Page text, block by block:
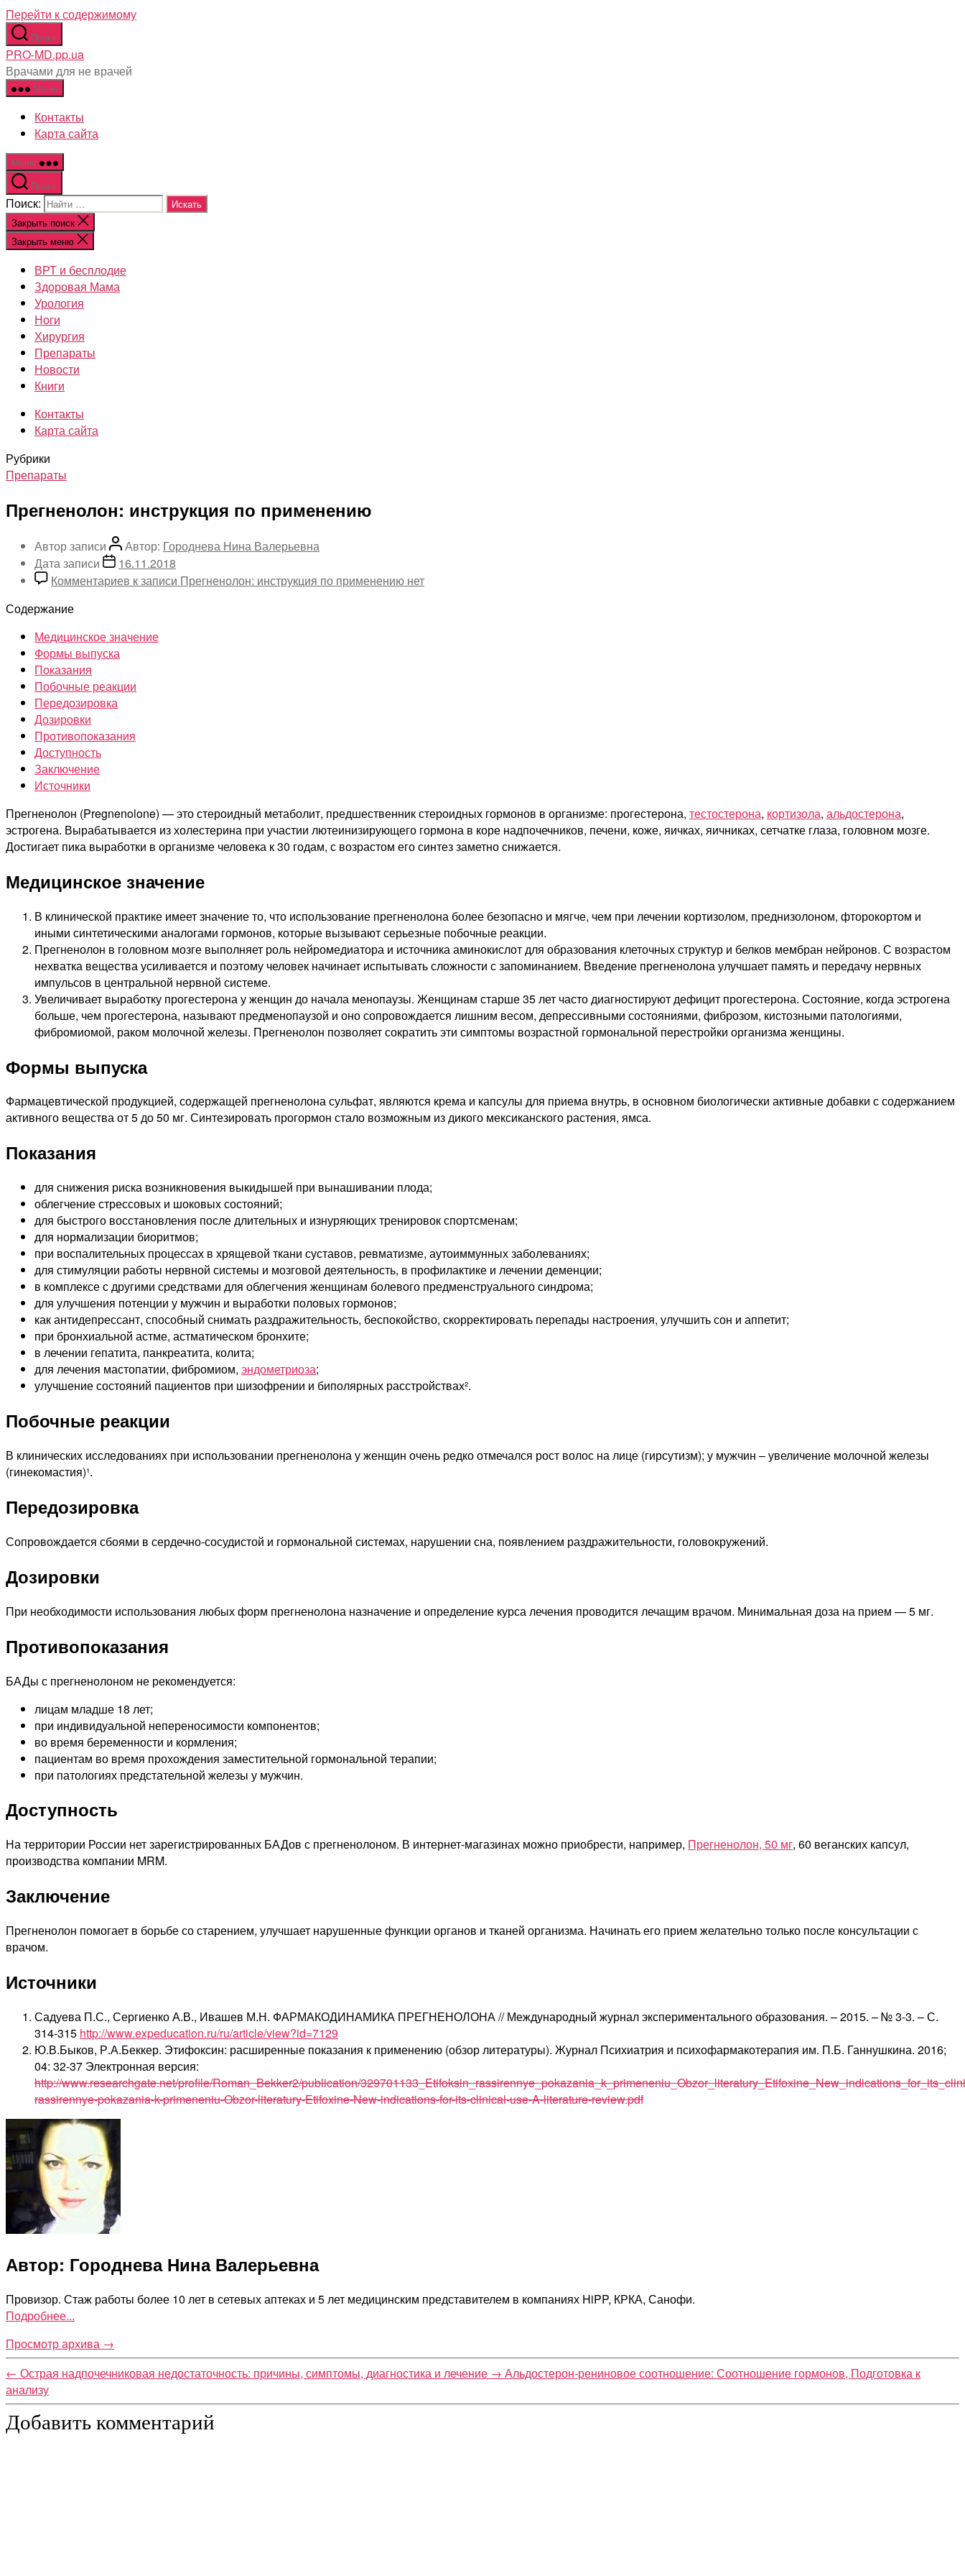
Перейти к содержимому
Поиск
PRO-MD.pp.ua
Врачами для не врачей
Меню
Контакты
Карта сайта
Меню
Поиск
Поиск:
Закрыть поиск
Закрыть меню
ВРТ и бесплодие
Здоровая Мама
Урология
Ноги
Хирургия
Препараты
Новости
Книги
Контакты
Карта сайта
Рубрики
Препараты
Прегненолон: инструкция по применению
Автор записи Автор: Городнева Нина Валерьевна
Дата записи
16.11.2018
Комментариев к записи Прегненолон: инструкция по применению нет
Содержание
Медицинское значение
Формы выпуска
Показания
Побочные реакции
Передозировка
Дозировки
Противопоказания
Доступность
Заключение
Источники
Прегненолон (Pregnenolone) — это стероидный метаболит, предшественник стероидных гормонов в организме: прогестерона, тестостерона, кортизола, альдостерона,
эстрогена. Вырабатывается из холестерина при участии лютеинизирующего гормона в коре надпочечников, печени, коже, яичках, яичниках, сетчатке глаза, головном мозге.
Достигает пика выработки в организме человека к 30 годам, с возрастом его синтез заметно снижается.
Медицинское значение
В клинической практике имеет значение то, что использование прегненолона более безопасно и мягче, чем при лечении кортизолом, преднизолоном, фторокортом и
иными синтетическими аналогами гормонов, которые вызывают серьезные побочные реакции.
Прегненолон в головном мозге выполняет роль нейромедиатора и источника аминокислот для образования клеточных структур и белков мембран нейронов. С возрастом
нехватка вещества усиливается и поэтому человек начинает испытывать сложности с запоминанием. Введение прегненолона улучшает память и передачу нервных
импульсов в центральной нервной системе.
Увеличивает выработку прогестерона у женщин до начала менопаузы. Женщинам старше 35 лет часто диагностируют дефицит прогестерона. Состояние, когда эстрогена
больше, чем прогестерона, называют предменопаузой и оно сопровождается лишним весом, депрессивными состояниями, фиброзом, кистозными патологиями,
фибромиомой, раком молочной железы. Прегненолон позволяет сократить эти симптомы возрастной гормональной перестройки организма женщины.
Формы выпуска
Фармацевтической продукцией, содержащей прегненолона сульфат, являются крема и капсулы для приема внутрь, в основном биологически активные добавки с содержанием
активного вещества от 5 до 50 мг. Синтезировать прогормон стало возможным из дикого мексиканского растения, ямса.
Показания
для снижения риска возникновения выкидышей при вынашивании плода;
облегчение стрессовых и шоковых состояний;
для быстрого восстановления после длительных и изнуряющих тренировок спортсменам;
для нормализации биоритмов;
при воспалительных процессах в хрящевой ткани суставов, ревматизме, аутоиммунных заболеваниях;
для стимуляции работы нервной системы и мозговой деятельность, в профилактике и лечении деменции;
в комплексе с другими средствами для облегчения женщинам болевого предменструального синдрома;
для улучшения потенции у мужчин и выработки половых гормонов;
как антидепрессант, способный снимать раздражительность, беспокойство, скорректировать перепады настроения, улучшить сон и аппетит;
при бронхиальной астме, астматическом бронхите;
в лечении гепатита, панкреатита, колита;
для лечения мастопатии, фибромиом, эндометриоза;
улучшение состояний пациентов при шизофрении и биполярных расстройствах².
Побочные реакции
В клинических исследованиях при использовании прегненолона у женщин очень редко отмечался рост волос на лице (гирсутизм); у мужчин – увеличение молочной железы
(гинекомастия)¹.
Передозировка
Сопровождается сбоями в сердечно-сосудистой и гормональной системах, нарушении сна, появлением раздражительности, головокружений.
Дозировки
При необходимости использования любых форм прегненолона назначение и определение курса лечения проводится лечащим врачом. Минимальная доза на прием — 5 мг.
Противопоказания
БАДы с прегненолоном не рекомендуется:
лицам младше 18 лет;
при индивидуальной непереносимости компонентов;
во время беременности и кормления;
пациентам во время прохождения заместительной гормональной терапии;
при патологиях предстательной железы у мужчин.
Доступность
На территории России нет зарегистрированных БАДов с прегненолоном. В интернет-магазинах можно приобрести, например, Прегненолон, 50 мг, 60 веганских капсул,
производства компании MRM.
Заключение
Прегненолон помогает в борьбе со старением, улучшает нарушенные функции органов и тканей организма. Начинать его прием желательно только после консультации с
врачом.
Источники
Садуева П.С., Сергиенко А.В., Ивашев М.Н. ФАРМАКОДИНАМИКА ПРЕГНЕНОЛОНА // Международный журнал экспериментального образования. – 2015. – № 3-3. – С.
314-315 http://www.expeducation.ru/ru/article/view?id=7129
Ю.В.Быков, Р.А.Беккер. Этифоксин: расширенные показания к применению (обзор литературы). Журнал Психиатрия и психофармакотерапия им. П.Б. Ганнушкина. 2016;
04: 32-37 Электронная версия:
http://www.researchgate.net/profile/Roman_Bekker2/publication/
rassirennye-pokazania-k-primeneniu-Obzor-literatury-Etifoxine-New-indications-for-its-clinical-use-A-literature-review.pdf
Автор: Городнева Нина Валерьевна
Провизор. Стаж работы более 10 лет в сетевых аптеках и 5 лет медицинским представителем в компаниях HiPP, КРКА, Санофи.
Подробнее...
Просмотр архива →
← Острая надпочечниковая недостаточность: причины, симптомы, диагностика и лечение → Альдостерон-рениновое соотношение: Соотношение гормонов, Подготовка к
анализу
Добавить комментарий